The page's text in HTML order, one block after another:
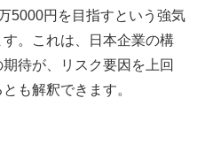
5000円を目指すという強気
。これは、日本企業の構
待が、リスク要因を上回
も解釈できます。